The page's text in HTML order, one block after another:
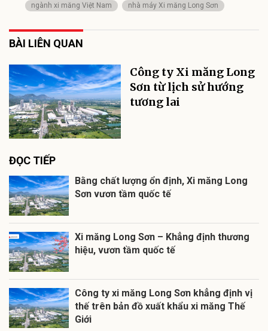
ngành xi măng Việt Nam
nhà máy Xi măng Long Sơn
BÀI LIÊN QUAN
Công ty Xi măng Long
Sơn từ lịch sử hướng
tương lai
ĐỌC TIẾP
Bằng chất lượng ổn định, Xi măng Long
Sơn vươn tầm quốc tế
Xi măng Long Sơn – Khẳng định thương
hiệu, vươn tầm quốc tế
Công ty xi măng Long Sơn khẳng định vị
thế trên bản đồ xuất khẩu xi măng Thế
Giới